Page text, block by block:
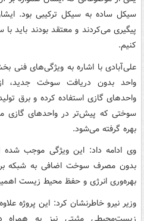
سیکل ساده به سیکل ترکیبی بود.
پیگیری می‌کردند و معتقد بودند باید
کنیم.
علی‌آبادی با اشاره به ویژگی‌های فنی
واحد بدون دریافت سوخت جدید،
واحدهای گازی استفاده کرده و برق
سوختی که پیش‌تر در واحدهای گازی
بهره گرفته می‌شود.
بدون مصرف سوخت اضافی به شبکه
بهره‌وری انرژی و حفظ محیط زیست
وزیر نیرو خاطرنشان کرد: این پروژه
زیست‌محیطی مثبتی نیز به